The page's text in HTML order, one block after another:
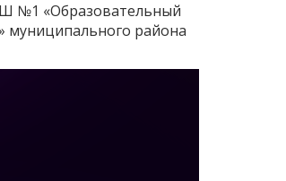
№1 «Образовательный
муниципального района